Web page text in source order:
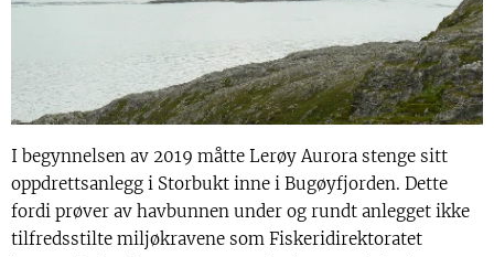
I begynnelsen av 2019 måtte Lerøy Aurora stenge sitt
oppdrettsanlegg i Storbukt inne i Bugøyfjorden. Dette
fordi prøver av havbunnen under og rundt anlegget ikke
tilfredsstilte miljøkravene som Fiskeridirektoratet